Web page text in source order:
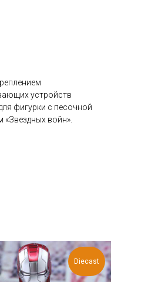
устройств
фигурки с песочной
войн».
Diecast